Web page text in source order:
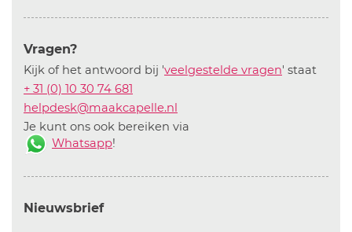
Vragen?
Kijk of het antwoord bij 'veelgestelde vragen' staat
+ 31 (0) 10 30 74 681
helpdesk@maakcapelle.nl
Je kunt ons ook bereiken via
Whatsapp!
Nieuwsbrief